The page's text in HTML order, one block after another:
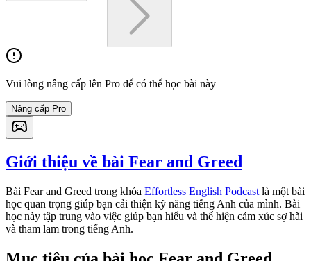
Vui lòng nâng cấp lên Pro để có thể học bài này
Nâng cấp Pro
Giới thiệu về bài Fear and Greed
Bài Fear and Greed trong khóa Effortless English Podcast là một bài
học quan trọng giúp bạn cải thiện kỹ năng tiếng Anh của mình. Bài
học này tập trung vào việc giúp bạn hiểu và thể hiện cảm xúc sợ hãi
và tham lam trong tiếng Anh.